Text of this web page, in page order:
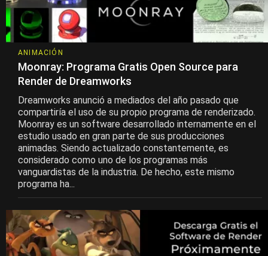
ANIMACIÓN
Moonray: Programa Gratis Open Source para
Render de Dreamworks
Dreamworks anunció a mediados del año pasado que
compartiría el uso de su propio programa de renderizado.
Moonray es un software desarrollado internamente en el
estudio usado en gran parte de sus producciones
animadas. Siendo actualizado constantemente, es
considerado como uno de los programas más
vanguardistas de la industria. De hecho, este mismo
programa ha...